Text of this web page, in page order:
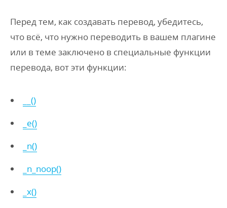
Перед тем, как создавать перевод, убедитесь,
что всё, что нужно переводить в вашем плагине
или в теме заключено в специальные функции
перевода, вот эти функции:
__()
_e()
_n()
_n_noop()
_x()